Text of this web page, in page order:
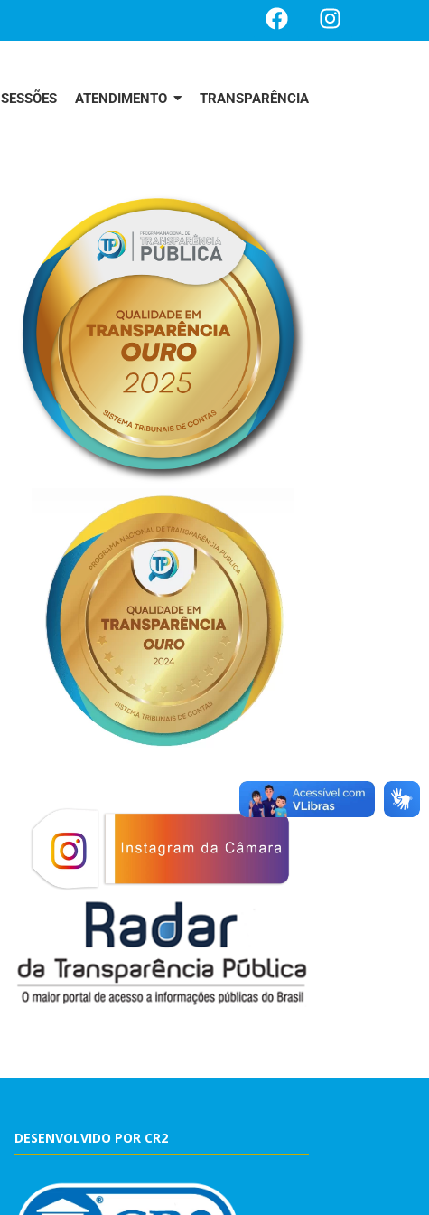
SESSÕES ATENDIMENTO TRANSPARÊNCIA
DESENVOLVIDO POR CR2